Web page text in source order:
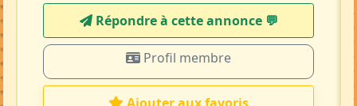
Répondre à cette annonce 💬​
Profil membre